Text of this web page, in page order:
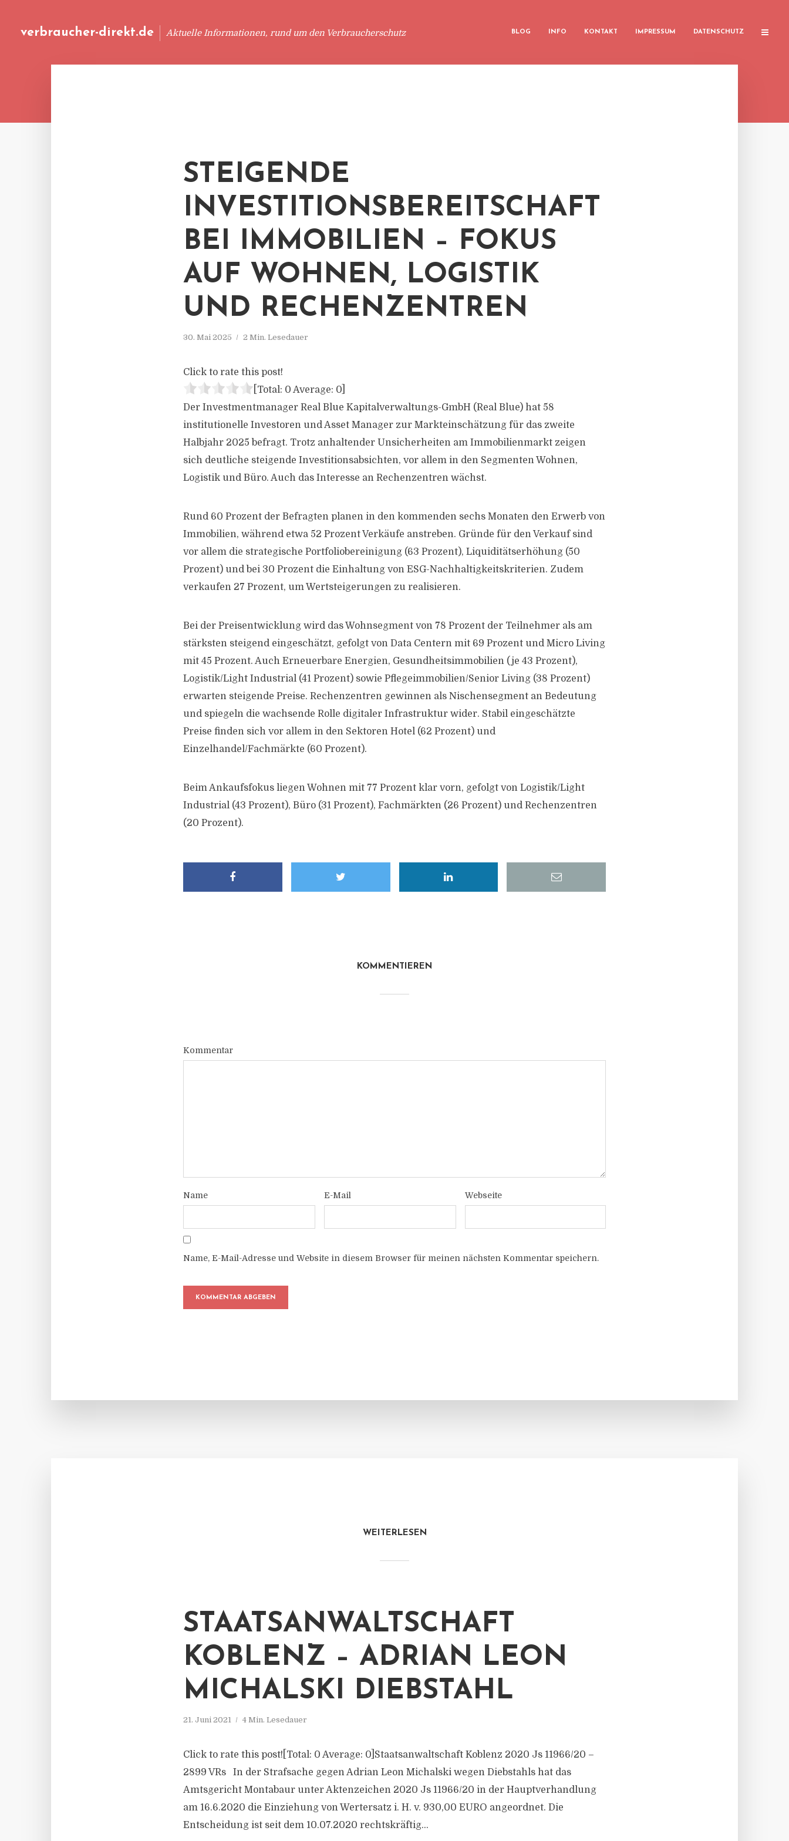
verbraucher-direkt.de Aktuelle Informationen, rund um den Verbraucherschutz BLOG INFO KONTAKT IMPRESSUM DATENSCHUTZ
STEIGENDE
INVESTITIONSBEREITSCHAFT
BEI IMMOBILIEN – FOKUS
AUF WOHNEN, LOGISTIK
UND RECHENZENTREN
30. Mai 2025 2 Min. Lesedauer
Click to rate this post!
[Total: 0 Average: 0
Der Investmentmanager Real Blue Kapitalverwaltungs-GmbH (Real Blue) hat 58
institutionelle Investoren und Asset Manager zur Markteinschätzung für das zweite
Halbjahr 2025 befragt. Trotz anhaltender Unsicherheiten am Immobilienmarkt zeigen
sich deutliche steigende Investitionsabsichten, vor allem in den Segmenten Wohnen,
Logistik und Büro. Auch das Interesse an Rechenzentren wächst.
Rund 60 Prozent der Befragten planen in den kommenden sechs Monaten den Erwerb von
Immobilien, während etwa 52 Prozent Verkäufe anstreben. Gründe für den Verkauf sind
vor allem die strategische Portfoliobereinigung (63 Prozent), Liquiditätserhöhung (50
Prozent) und bei 30 Prozent die Einhaltung von ESG-Nachhaltigkeitskriterien. Zudem
verkaufen 27 Prozent, um Wertsteigerungen zu realisieren.
Bei der Preisentwicklung wird das Wohnsegment von 78 Prozent der Teilnehmer als am
stärksten steigend eingeschätzt, gefolgt von Data Centern mit 69 Prozent und Micro Living
mit 45 Prozent. Auch Erneuerbare Energien, Gesundheitsimmobilien (je 43 Prozent),
Logistik/Light Industrial (41 Prozent) sowie Pflegeimmobilien/Senior Living (38 Prozent)
erwarten steigende Preise. Rechenzentren gewinnen als Nischensegment an Bedeutung
und spiegeln die wachsende Rolle digitaler Infrastruktur wider. Stabil eingeschätzte
Preise finden sich vor allem in den Sektoren Hotel (62 Prozent) und
Einzelhandel/Fachmärkte (60 Prozent).
Beim Ankaufsfokus liegen Wohnen mit 77 Prozent klar vorn, gefolgt von Logistik/Light
Industrial (43 Prozent), Büro (31 Prozent), Fachmärkten (26 Prozent) und Rechenzentren
(20 Prozent).
KOMMENTIEREN
Kommentar
Name E-Mail Webseite
Name, E-Mail-Adresse und Website in diesem Browser für meinen nächsten Kommentar speichern.
WEITERLESEN
STAATSANWALTSCHAFT
KOBLENZ – ADRIAN LEON
MICHALSKI DIEBSTAHL
21. Juni 2021 4 Min. Lesedauer
Click to rate this post![Total: 0 Average: 0]Staatsanwaltschaft Koblenz 2020 Js 11966/20 –
2899 VRs In der Strafsache gegen Adrian Leon Michalski wegen Diebstahls hat das
Amtsgericht Montabaur unter Aktenzeichen 2020 Js 11966/20 in der Hauptverhandlung
am 16.6.2020 die Einziehung von Wertersatz i. H. v. 930,00 EURO angeordnet. Die
Entscheidung ist seit dem 10.07.2020 rechtskräftig...